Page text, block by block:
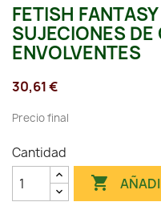
FETISH
SUJECIONES
ENVOLVENTES
30,61 €
Precio final
Cantidad
